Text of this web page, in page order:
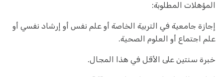
المؤهلات المطلوبة:
إجازة جامعية في التربية الخاصة أو علم نفس أو إرشاد نفسي أو
علم اجتماع أو العلوم الصحية.
خبرة سنتين على الأقل في هذا المجال.